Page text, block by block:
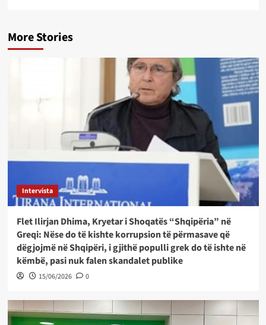
More Stories
Intervista
Flet Ilirjan Dhima, Kryetar i Shoqatës “Shqipëria” në
Greqi: Nëse do të kishte korrupsion të përmasave që
dëgjojmë në Shqipëri, i gjithë populli grek do të ishte në
këmbë, pasi nuk falen skandalet publike
15/06/2026 0